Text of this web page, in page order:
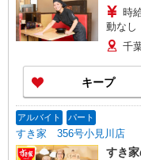
時給
動なし
千
キープ
アルバイト パート
すき家 356号小見川店
すき